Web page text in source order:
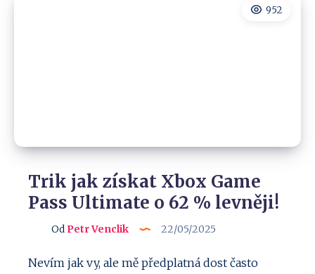
952
Trik jak získat Xbox Game
Pass Ultimate o 62 % levněji!
Od Petr Venclik 22/05/2025
Nevím jak vy, ale mě předplatná dost často